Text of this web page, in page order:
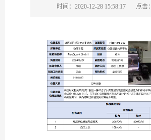
时间：2020-12-28 15:58:17 点击：